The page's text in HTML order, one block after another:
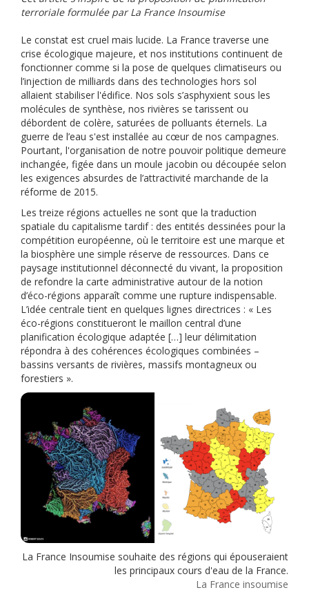
terroriale formulée par La France Insoumise
Le constat est cruel mais lucide. La France traverse une
crise écologique majeure, et nos institutions continuent de
fonctionner comme si la pose de quelques climatiseurs ou
l’injection de milliards dans des technologies hors sol
allaient stabiliser l'édifice. Nos sols s’asphyxient sous les
molécules de synthèse, nos rivières se tarissent ou
débordent de colère, saturées de polluants éternels. La
guerre de l’eau s'est installée au cœur de nos campagnes.
Pourtant, l'organisation de notre pouvoir politique demeure
inchangée, figée dans un moule jacobin ou découpée selon
les exigences absurdes de l’attractivité marchande de la
réforme de 2015.
Les treize régions actuelles ne sont que la traduction
spatiale du capitalisme tardif : des entités dessinées pour la
compétition européenne, où le territoire est une marque et
la biosphère une simple réserve de ressources. Dans ce
paysage institutionnel déconnecté du vivant, la proposition
de refondre la carte administrative autour de la notion
d’éco-régions apparaît comme une rupture indispensable.
L’idée centrale tient en quelques lignes directrices : « Les
éco-régions constitueront le maillon central d’une
planification écologique adaptée […] leur délimitation
répondra à des cohérences écologiques combinées –
bassins versants de rivières, massifs montagneux ou
forestiers ».
La France Insoumise souhaite des régions qui épouseraient
les principaux cours d'eau de la France.
La France insoumise